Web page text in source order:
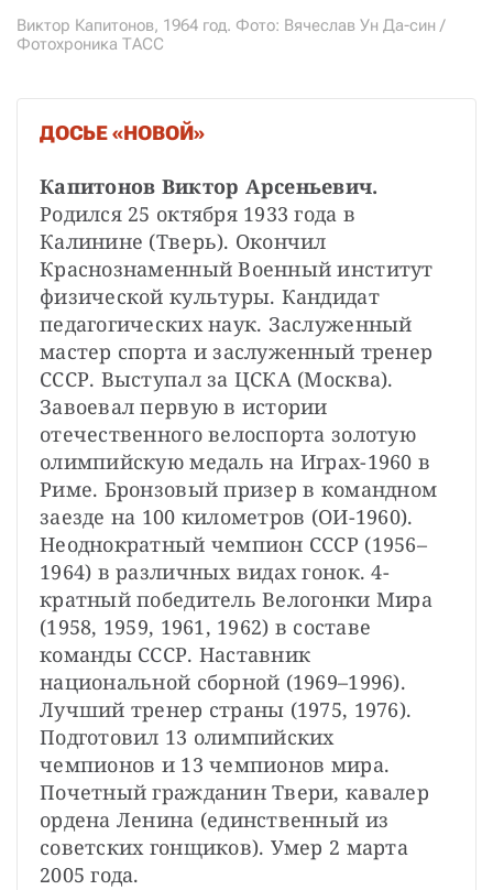
Виктор Капитонов, 1964 год. Фото: Вячеслав Ун Да-син /
Фотохроника ТАСС
ДОСЬЕ «НОВОЙ»
Капитонов Виктор Арсеньевич.
Родился 25 октября 1933 года в
Калинине (Тверь). Окончил
Краснознаменный Военный институт
физической культуры. Кандидат
педагогических наук. Заслуженный
мастер спорта и заслуженный тренер
СССР. Выступал за ЦСКА (Москва).
Завоевал первую в истории
отечественного велоспорта золотую
олимпийскую медаль на Играх-1960 в
Риме. Бронзовый призер в командном
заезде на 100 километров (ОИ-1960).
Неоднократный чемпион СССР (1956–
1964) в различных видах гонок. 4-
кратный победитель Велогонки Мира
(1958, 1959, 1961, 1962) в составе
команды СССР. Наставник
национальной сборной (1969–1996).
Лучший тренер страны (1975, 1976).
Подготовил 13 олимпийских
чемпионов и 13 чемпионов мира.
Почетный гражданин Твери, кавалер
ордена Ленина (единственный из
советских гонщиков). Умер 2 марта
2005 года.